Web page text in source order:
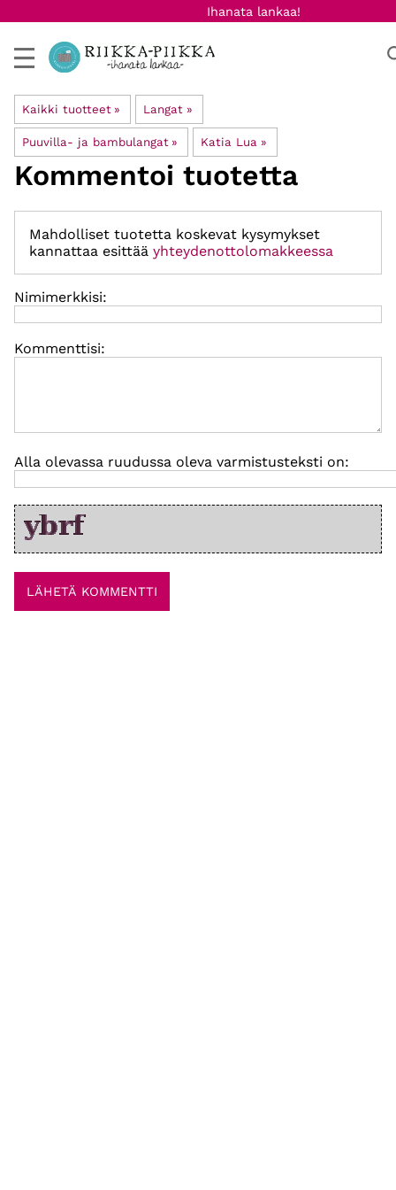
Ihanata lankaa!
Kaikki tuotteet ‪» Langat ‪»
Puuvilla- ja bambulangat ‪» Katia Lua ‪»
Kommentoi tuotetta
Mahdolliset tuotetta koskevat kysymykset
kannattaa esittää yhteydenottolomakkeessa
Nimimerkkisi:
Kommenttisi:
Alla olevassa ruudussa oleva varmistusteksti on: